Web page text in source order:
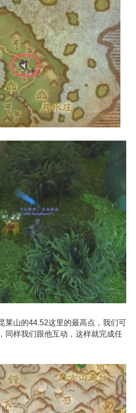
莱山的44.52这里的最高点，我们可
同样我们跟他互动，这样就完成任